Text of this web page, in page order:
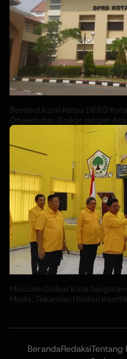
Berebut Kursi Ketua DPRD
Objektivitas Golkar Jangan
Muscam Golkar Kota
Muda: Tekankan Hindari
BerandaRedaksiTentang